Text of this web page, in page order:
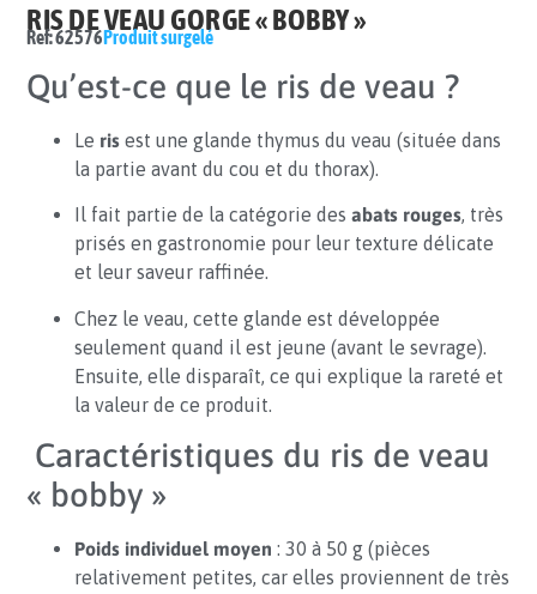
RIS DE VEAU GORGE « BOBBY »
Ref: 62576Produit surgelé
Qu’est-ce que le ris de veau ?
Le ris est une glande thymus du veau (située dans
la partie avant du cou et du thorax).
Il fait partie de la catégorie desabats rouges, très
prisés en gastronomie pour leur texture délicate
et leur saveur raffinée.
Chez le veau, cette glande est développée
seulement quand il est jeune (avant le sevrage).
Ensuite, elle disparaît, ce qui explique la rareté et
la valeur de ce produit.
Caractéristiques du ris de veau
« bobby »
Poids individuel moyen : 30 à 50 g (pièces
relativement petites, car elles proviennent de très